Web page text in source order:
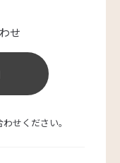
せ
せください。